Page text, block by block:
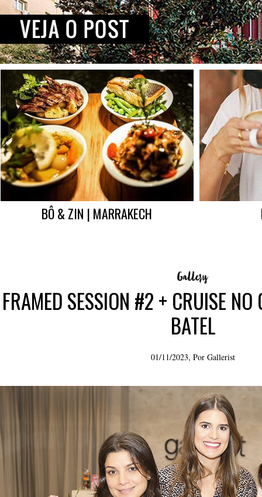
BÔ & ZIN | MARRAKECH
FRAMED SESSION #2 + CRUISE NO
BATEL
01/11/2023, Por Gallerist